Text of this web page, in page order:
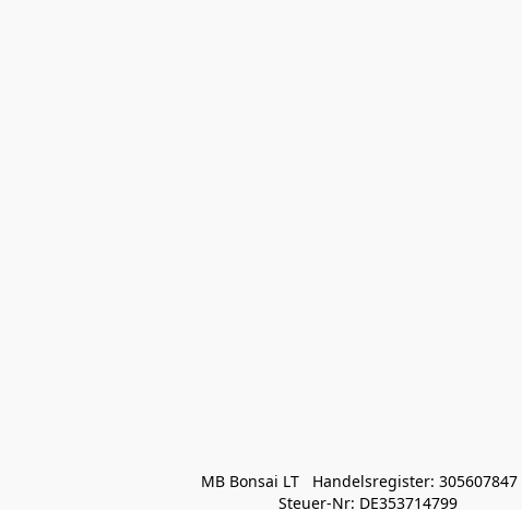
MB Bonsai LT   Handelsregister: 305607847
Steuer-Nr: DE353714799